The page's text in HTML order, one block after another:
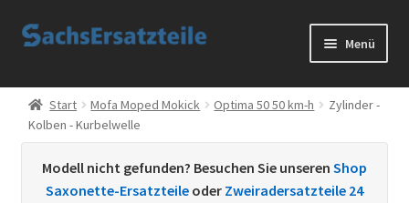
Zur
Zum
Menü
Start
AGB
Datenschutzerklärung
Start Mofa Moped Mokick Optima 50 50 km-h
Zylinder -
Kolben - Kurbelwelle
Modell nicht gefunden? Besuchen Sie unseren Shop
Saxonette-Ersatzteile oder Zweiradersatzteile 24